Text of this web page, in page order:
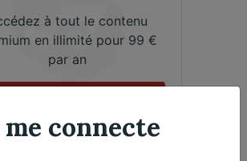
à tout le contenu
en illimité pour 99 €
par an
me connecte